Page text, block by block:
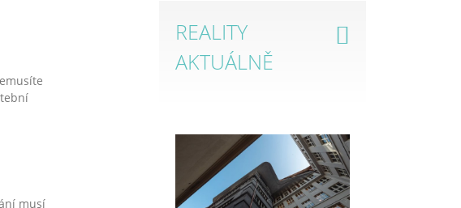
musí
REALITY
AKTUÁLNĚ